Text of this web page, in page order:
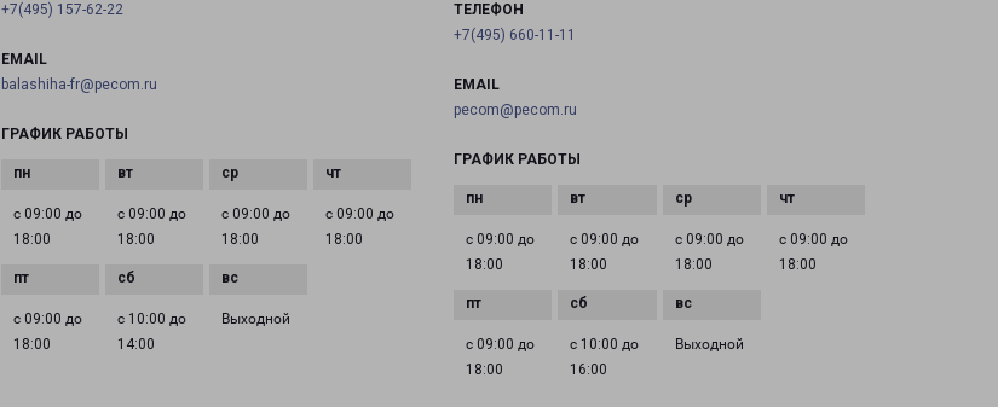
+7(495) 157-62-22
EMAIL
balashiha-fr@pecom.ru
ГРАФИК РАБОТЫ
с 09:00 до
18:00
с 09:00 до
18:00
с 09:00 до
18:00
с 09:00 до
18:00
с 09:00 до
18:00
с 10:00 до
14:00
Выходной
ТЕЛЕФОН
+7(495) 660-11-11
EMAIL
pecom@pecom.ru
ГРАФИК РАБОТЫ
с 09:00 до
18:00
с 09:00 до
18:00
с 09:00 до
18:00
с 09:00 до
18:00
с 09:00 до
18:00
с 10:00 до
16:00
Выходной